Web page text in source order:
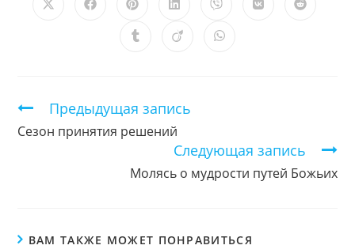
Открывается
Открывается
новом
Открывается
в
новом
Открывается
в
новом
Открывается
в
новом
Открывается
Открывается
ОткрываетсяОткрывается
Продолжить
чтение
Предыдущая запись
Сезон принятия решений
Следующая запись
Молясь о мудрости путей Божьих
ВАМ ТАКЖЕ МОЖЕТ ПОНРАВИТЬСЯ